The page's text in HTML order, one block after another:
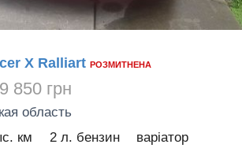
X Ralliart РОЗМИТНЕНА
850 грн
область
км 2 л. бензин варіатор